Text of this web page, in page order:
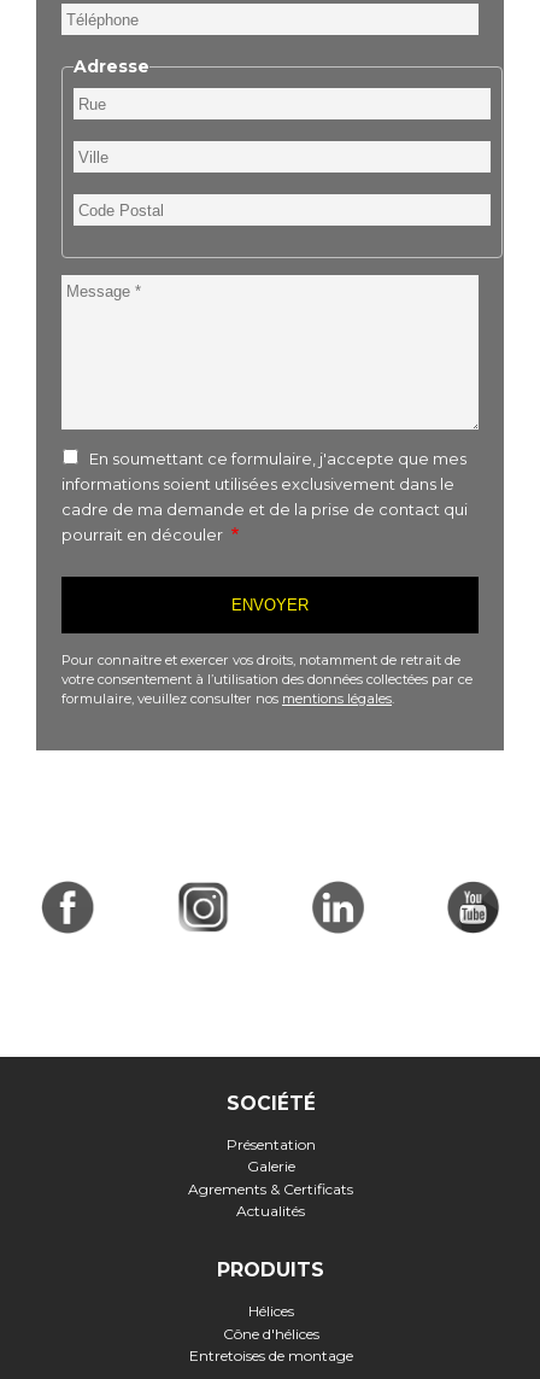
Téléphone
Adresse
Rue
Ville
Code
Postal
Message
En soumettant ce formulaire, j'accepte que mes
informations soient utilisées exclusivement dans le
cadre de ma demande et de la prise de contact qui
pourrait en découler
Pour connaitre et exercer vos droits, notamment de retrait de
votre consentement à l’utilisation des données collectées par ce
formulaire, veuillez consulter nos mentions légales.
SOCIÉTÉ
Présentation
Galerie
Agrements & Certificats
Actualités
PRODUITS
Hélices
Cône d'hélices
Entretoises de montage